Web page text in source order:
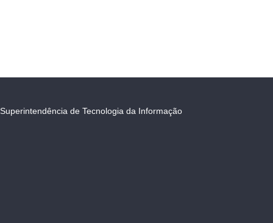
Superintendência de Tecnologia da Informação